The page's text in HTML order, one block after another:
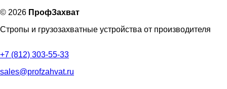
© 2026 ПрофЗахват
Стропы и грузозахватные устройства от производителя
+7 (812) 303-55-33
sales@profzahvat.ru